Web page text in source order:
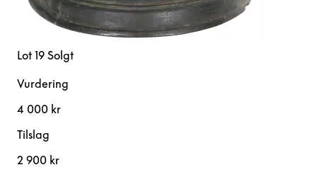
Lot 19 Solgt
Vurdering
4 000 kr
Tilslag
2 900 kr